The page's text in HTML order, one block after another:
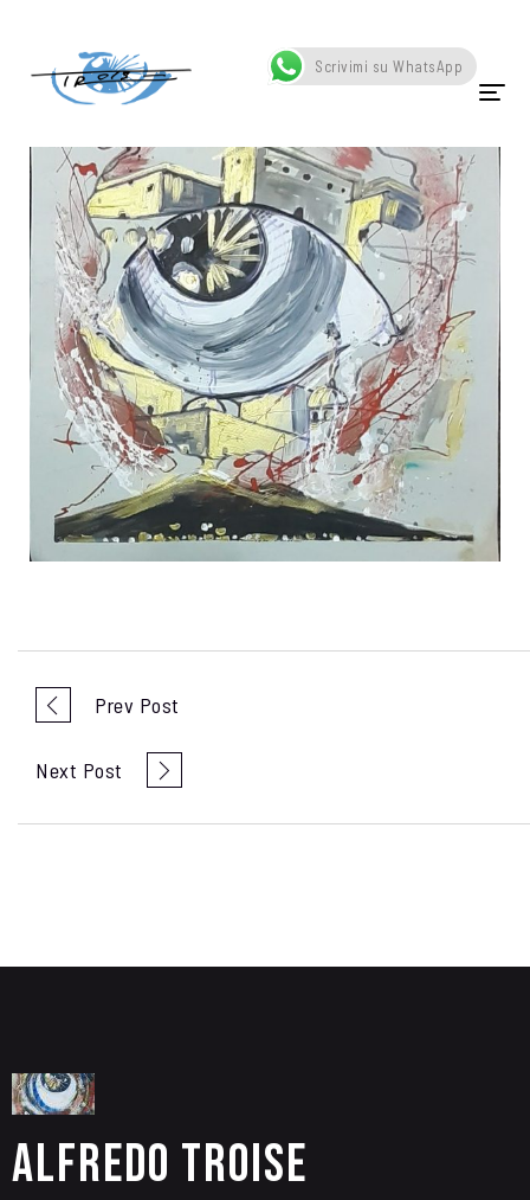
HOME
CHI SONO
OPERE
SCATTI
SCULTURE
VIDEO
Prev Post
Next Post
Alfredo Troise
Scrivimi su WhatsApp